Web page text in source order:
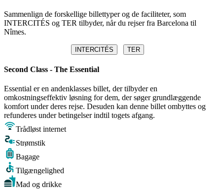
Sammenlign de forskellige billettyper og de faciliteter, som
INTERCITÉS og TER tilbyder, når du rejser fra Barcelona til
Nîmes.
INTERCITÉS TER
Second Class - The Essential
Essential er en andenklasses billet, der tilbyder en
omkostningseffektiv løsning for dem, der søger grundlæggende
komfort under deres rejse. Desuden kan denne billet ombyttes og
refunderes under betingelser indtil togets afgang.
Trådløst internet
Strømstik
Bagage
Tilgængelighed
Mad og drikke